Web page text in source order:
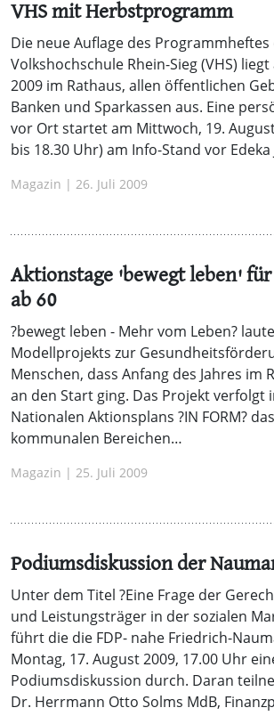
VHS mit Herbstprogramm
Die neue Auflage des
Volkshochschule Rhein-Sieg (VHS)
2009 im Rathaus, allen öffentlichen
Banken und Sparkassen aus. Eine
vor Ort startet am Mittwoch, 19.
bis 18.30 Uhr) am Info-Stand vor
Magazin | 26. Juli 2009
Aktionstage 'bewegt leben'
ab 60
?bewegt leben - Mehr vom Leben?
Modellprojekts zur
Menschen, dass Anfang des Jahres im
an den Start ging. Das Projekt verfolgt
Nationalen Aktionsplans ?IN FORM?
kommunalen Bereichen…
Magazin | 25. Juli 2009
Podiumsdiskussion der
Unter dem Titel ?Eine Frage der
und Leistungsträger in der sozialen
führt die die FDP- nahe Friedrich-
Montag, 17. August 2009, 17.00 Uhr
Podiumsdiskussion durch. Daran
Dr. Herrmann Otto Solms MdB,